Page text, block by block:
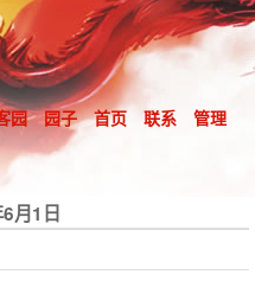
园 园子 首页 联系 管理
月1日